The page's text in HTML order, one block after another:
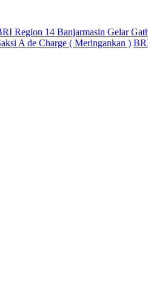
Region 14 Banjarmasin Gelar
A de Charge ( Meringankan )